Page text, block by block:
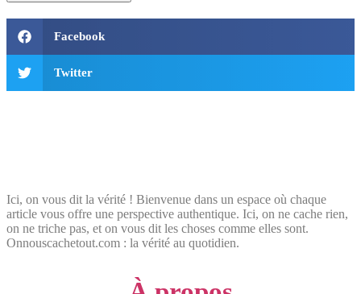
Facebook
Twitter
Ici, on vous dit la vérité ! Bienvenue dans un espace où chaque
article vous offre une perspective authentique. Ici, on ne cache rien,
on ne triche pas, et on vous dit les choses comme elles sont.
Onnouscachetout.com : la vérité au quotidien.